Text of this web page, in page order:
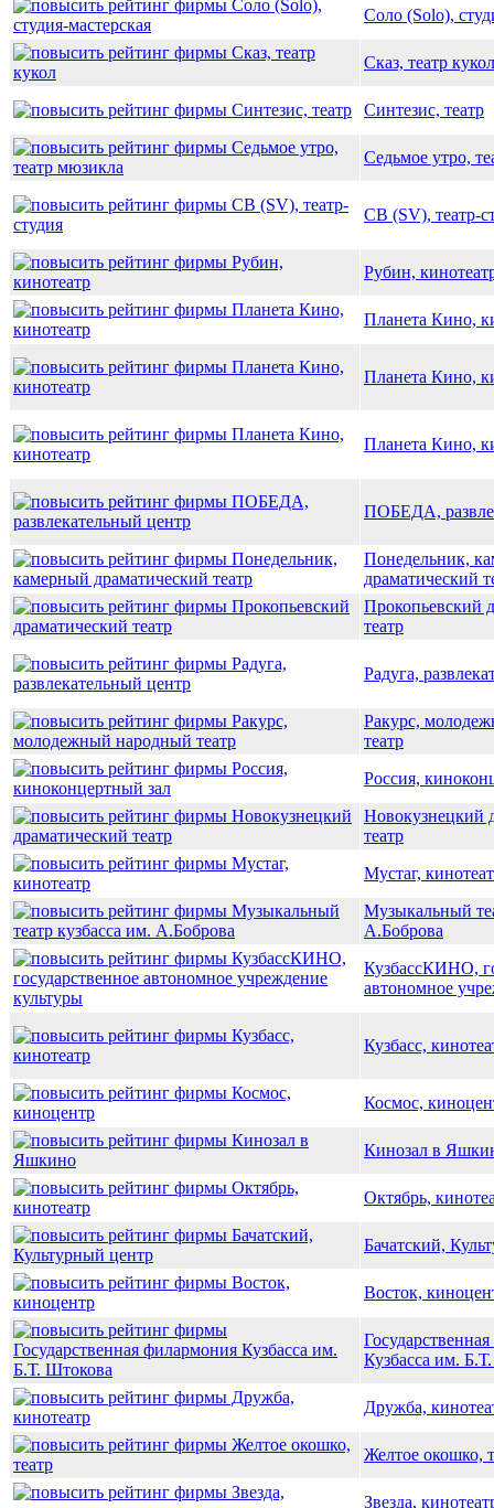
Соло (Solo),
Сказ, театр кукол
Синтезис, театр
Седьмое утро,
СВ (SV), театр-
Рубин,
Планета Кино,
Планета Кино,
Планета Кино,
ПОБЕДА,
Понедельник,
драматический
Прокопьевский
театр
Радуга,
Ракурс,
театр
Россия,
Новокузнецкий
театр
Мустаг,
Музыкальный
А.Боброва
КузбассКИНО,
автономное
Кузбасс,
Космос,
Кинозал в
Октябрь,
Бачатский,
Восток,
Кузбасса им.
Дружба,
Желтое окошко,
Звезда,